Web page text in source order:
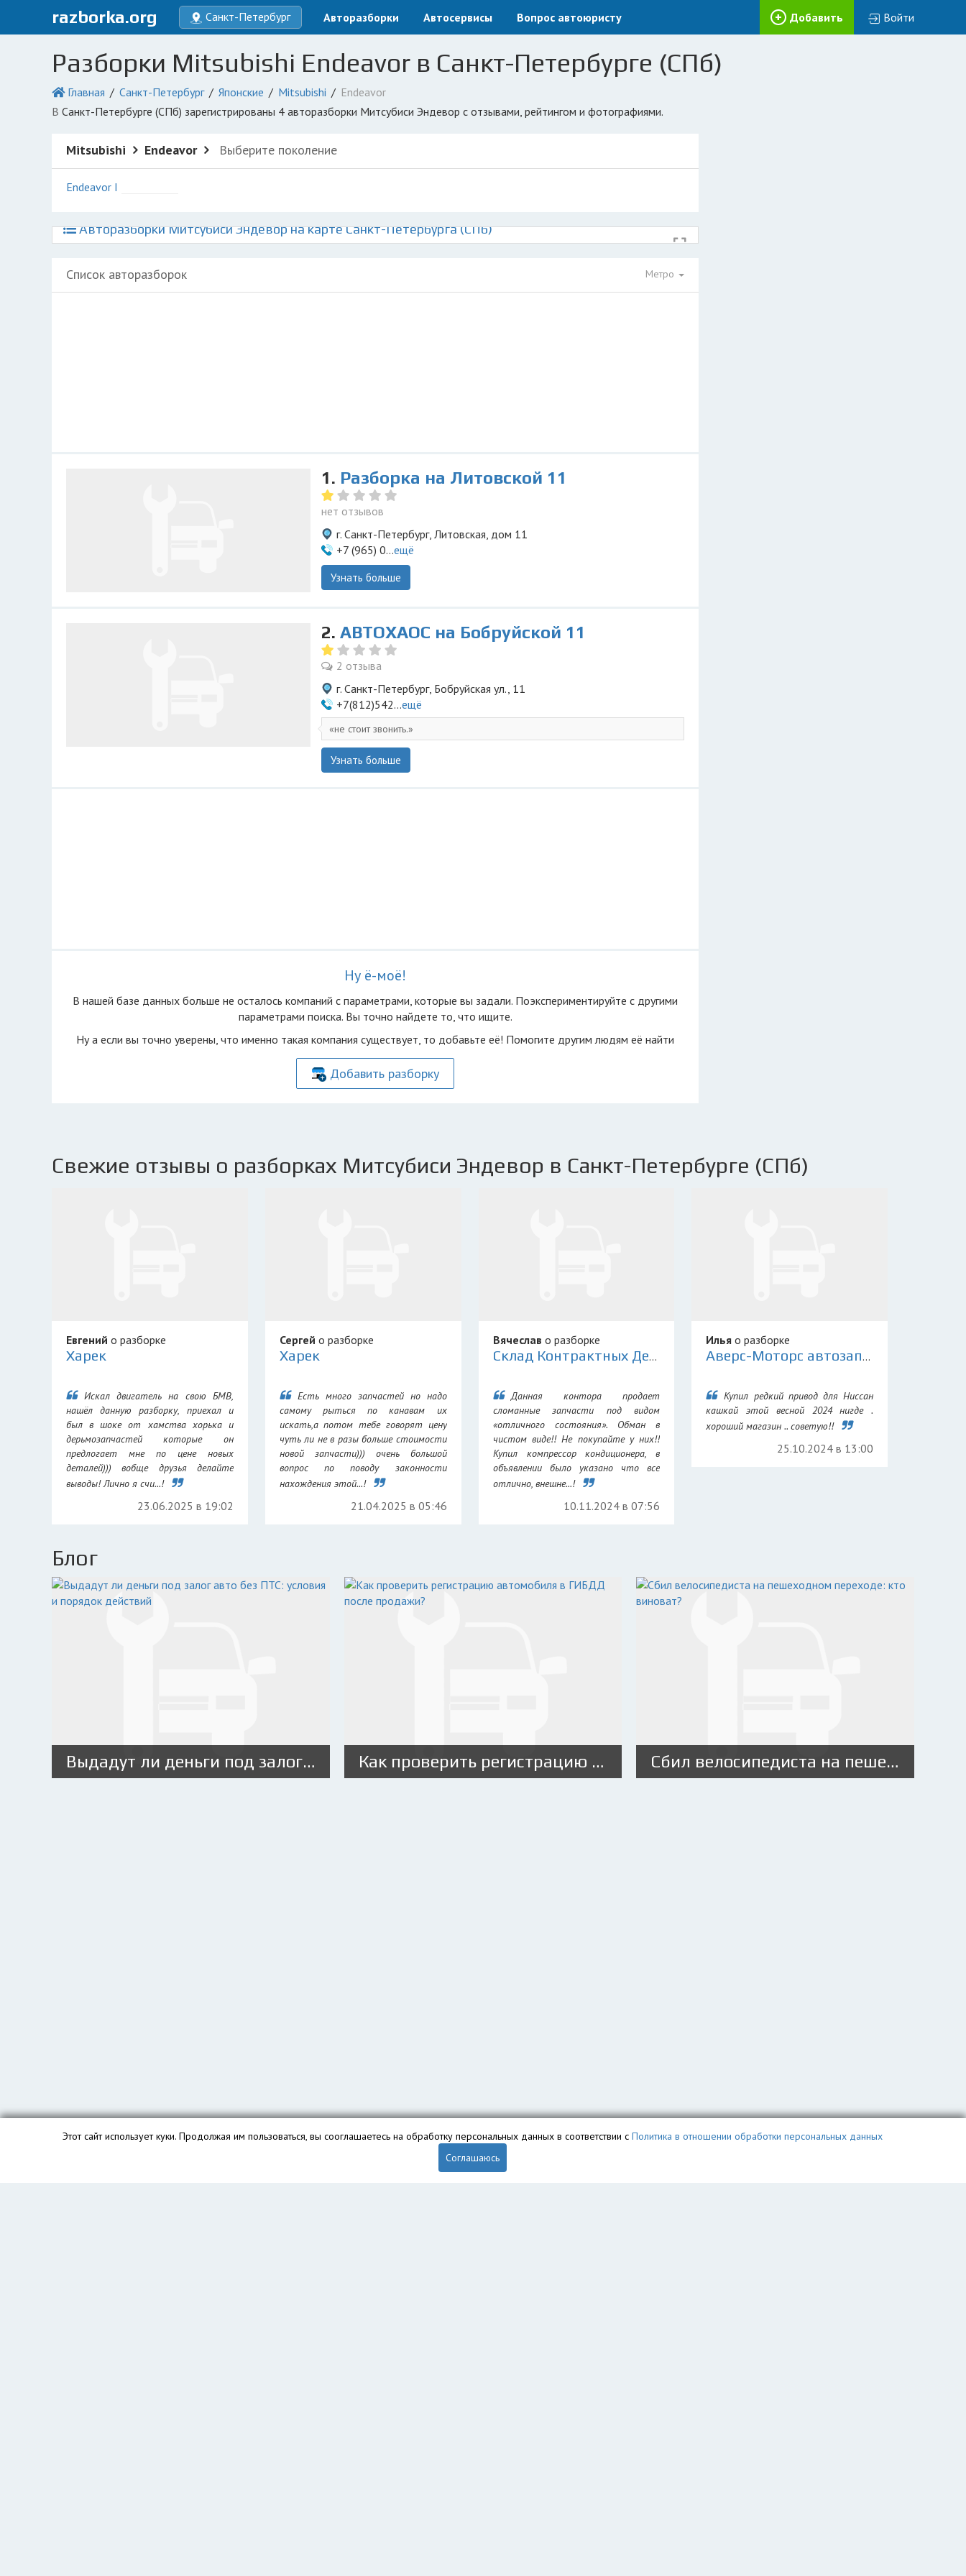
razborka.org Санкт-Петербург Авторазборки Автосервисы Вопрос автоюристу Добавить Войти
Разборки Mitsubishi Endeavor в Санкт-Петербурге (СПб)
Главная Санкт-Петербург Японские Mitsubishi
Endeavor
в Санкт-Петербурге (СПб) зарегистрированы 4 авторазборки Митсубиси Эндевор с отзывами, рейтингом и фотографиями.
Mitsubishi Endeavor Выберите поколение
Endeavor I
Авторазборки Митсубиси Эндевор на карте Санкт-Петербурга (СПб)
Список авторазборок Метро
1. Разборка на Литовской 11
нет отзывов
г. Санкт-Петербург, Литовская, дом 11
+7 (965) 0...ещё
Узнать больше
2. АВТОХАОС на Бобруйской 11
2 отзыва
г. Санкт-Петербург, Бобруйская ул., 11
+7(812)542...ещё
не стоит звонить.
Узнать больше
Ну ё-моё!
В нашей базе данных больше не осталоcь компаний с параметрами, которые вы задали. Поэкспериментируйте с другими
параметрами поиска. Вы точно найдете то, что ищите.
Ну а если вы точно уверены, что именно такая компания существует, то добавьте её! Помогите другим людям её найти
Добавить разборку
Свежие отзывы о разборках Митсубиси Эндевор в Санкт-Петербурге (СПб)
Евгений о разборке
Харек
Искал двигатель на свою БМВ,
нашёл данную разборку, приехал и
был в шоке от хамства хорька и
дерьмозапчастей которые он
предлогает мне по цене новых
деталей))) вобще друзья делайте
выводы! Лично я счи...!
23.06.2025 в 19:02
Сергей о разборке
Харек
Есть много запчастей но надо
самому рыться по канавам их
искать,а потом тебе говорят цену
чуть ли не в разы больше стоимости
новой запчасти))) очень большой
вопрос по поводу законности
нахождения этой...!
21.04.2025 в 05:46
Вячеслав о разборке
Склад Контрактных Деталей 78
Данная контора продает
сломанные запчасти под видом
«отличного состояния». Обман в
чистом виде!! Не покупайте у них!!
Купил компрессор кондиционера, в
объявлении было указано что все
отлично, внешне...!
10.11.2024 в 07:56
Илья о разборке
Аверс-Моторс автозапчасти для иномарок
Купил редкий привод для Ниссан
кашкай этой весной 2024 нигде .
хороший магазин .. советую!!
25.10.2024 в 13:00
Блог
Выдадут ли деньги под залог авто без ПТС: условия и порядок действий Как проверить регистрацию автомобиля в ГИБДД после продажи? Сбил велосипедиста на пешеходном переходе: кто виноват?
Этот сайт использует куки. Продолжая им пользоваться, вы сооглашаетесь на обработку персональных данных в соответствии с Политика в отношении обработки персональных данных
Соглашаюсь